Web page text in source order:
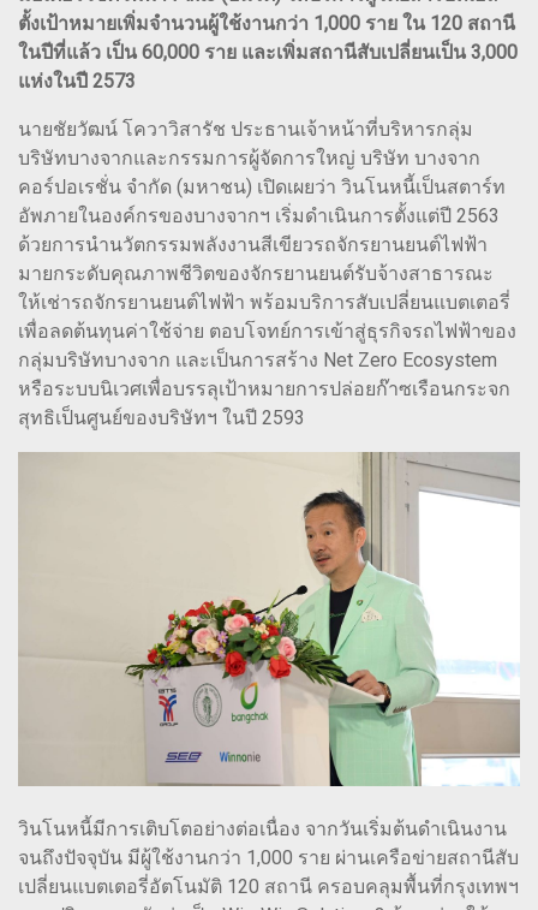
ตั้งเป้าหมายเพิ่มจำนวนผู้ใช้งานกว่า 1,000 ราย ใน 120 สถานี
ในปีที่แล้ว เป็น 60,000 ราย และเพิ่มสถานีสับเปลี่ยนเป็น 3,000
แห่งในปี 2573
นายชัยวัฒน์ โควาวิสารัช ประธานเจ้าหน้าที่บริหารกลุ่ม
บริษัทบางจากและกรรมการผู้จัดการใหญ่ บริษัท บางจาก
คอร์ปอเรชั่น จำกัด (มหาชน) เปิดเผยว่า วินโนหนี้เป็นสตาร์ท
อัพภายในองค์กรของบางจากฯ เริ่มดำเนินการตั้งแต่ปี 2563
ด้วยการนำนวัตกรรมพลังงานสีเขียวรถจักรยานยนต์ไฟฟ้า
มายกระดับคุณภาพชีวิตของจักรยานยนต์รับจ้างสาธารณะ
ให้เช่ารถจักรยานยนต์ไฟฟ้า พร้อมบริการสับเปลี่ยนแบตเตอรี่
เพื่อลดต้นทุนค่าใช้จ่าย ตอบโจทย์การเข้าสู่ธุรกิจรถไฟฟ้าของ
กลุ่มบริษัทบางจาก และเป็นการสร้าง Net Zero Ecosystem
หรือระบบนิเวศเพื่อบรรลุเป้าหมายการปล่อยก๊าซเรือนกระจก
สุทธิเป็นศูนย์ของบริษัทฯ ในปี 2593
วินโนหนี้มีการเติบโตอย่างต่อเนื่อง จากวันเริ่มต้นดำเนินงาน
จนถึงปัจจุบัน มีผู้ใช้งานกว่า 1,000 ราย ผ่านเครือข่ายสถานีสับ
เปลี่ยนแบตเตอรี่อัตโนมัติ 120 สถานี ครอบคลุมพื้นที่กรุงเทพฯ